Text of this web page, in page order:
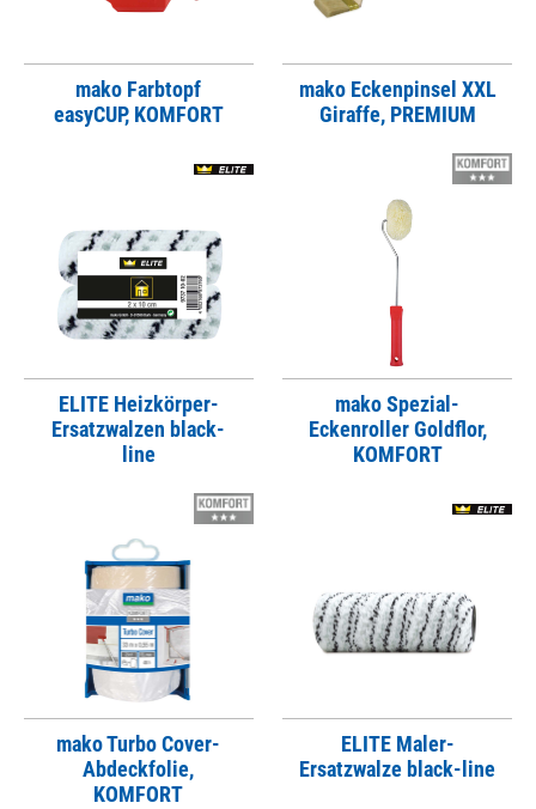
mako Farbtopf
easyCUP, KOMFORT
mako Eckenpinsel XXL
Giraffe, PREMIUM
ELITE Heizkörper-
Ersatzwalzen black-
line
mako Spezial-
Eckenroller Goldflor,
KOMFORT
mako Turbo Cover-
Abdeckfolie,
KOMFORT
ELITE Maler-
Ersatzwalze black-line